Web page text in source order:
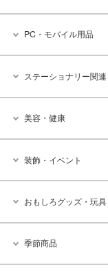
PC・モバイル用品
ステーショナリー関連
美容・健康
装飾・イベント
おもしろグッズ・玩具
季節商品